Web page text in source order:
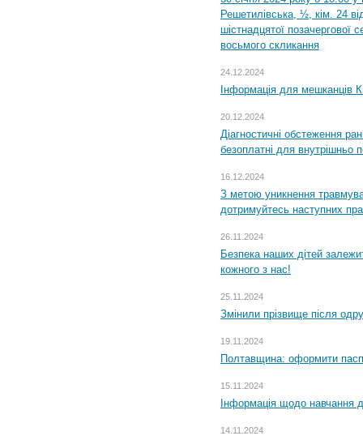
Решетилівська, ½, кім. 24
шістнадцятої позачергової
восьмого скликання
24.12.2024
Інформація для мешканців
20.12.2024
Діагностичні обстеження
безоплатні для внутрішньо
16.12.2024
З метою уникнення
дотримуйтесь наступних
26.11.2024
Безпека наших дітей
кожного з нас!
25.11.2024
Змінили прізвище після
19.11.2024
Полтавщина: оформити
15.11.2024
Інформація щодо навчання
14.11.2024